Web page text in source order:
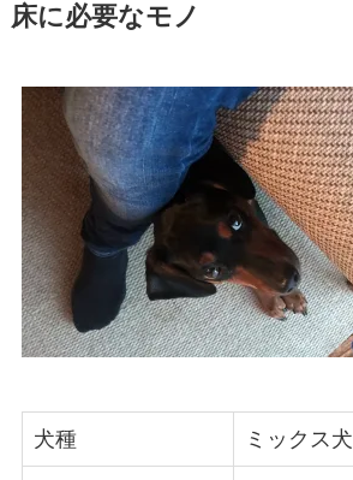
床に必要なモノ
犬種 ミックス犬